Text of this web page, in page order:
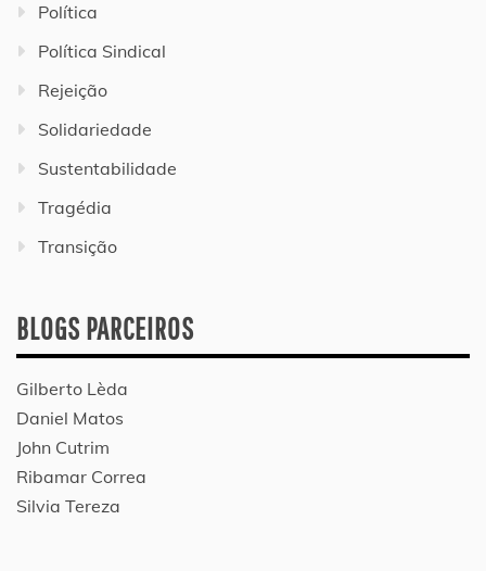
Política
Política Sindical
Rejeição
Solidariedade
Sustentabilidade
Tragédia
Transição
BLOGS PARCEIROS
Gilberto Lèda
Daniel Matos
John Cutrim
Ribamar Correa
Silvia Tereza